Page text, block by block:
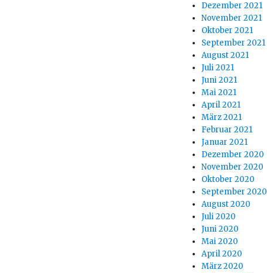
Dezember 2021
November 2021
Oktober 2021
September 2021
August 2021
Juli 2021
Juni 2021
Mai 2021
April 2021
März 2021
Februar 2021
Januar 2021
Dezember 2020
November 2020
Oktober 2020
September 2020
August 2020
Juli 2020
Juni 2020
Mai 2020
April 2020
März 2020